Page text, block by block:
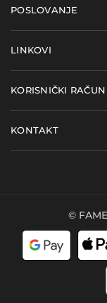
POSLOVANJE
LINKOVI
KORISNIČKI RAČUN
KONTAKT
©
Kupi ovaj proizvod i
FAME